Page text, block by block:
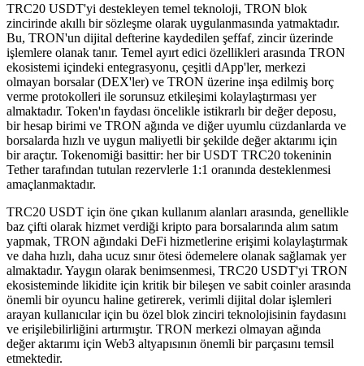
TRC20 USDT'yi destekleyen temel teknoloji, TRON blok
zincirinde akıllı bir sözleşme olarak uygulanmasında yatmaktadır.
Bu, TRON'un dijital defterine kaydedilen şeffaf, zincir üzerinde
işlemlere olanak tanır. Temel ayırt edici özellikleri arasında TRON
ekosistemi içindeki entegrasyonu, çeşitli dApp'ler, merkezi
olmayan borsalar (DEX'ler) ve TRON üzerine inşa edilmiş borç
verme protokolleri ile sorunsuz etkileşimi kolaylaştırması yer
almaktadır. Token'ın faydası öncelikle istikrarlı bir değer deposu,
bir hesap birimi ve TRON ağında ve diğer uyumlu cüzdanlarda ve
borsalarda hızlı ve uygun maliyetli bir şekilde değer aktarımı için
bir araçtır. Tokenomiği basittir: her bir USDT TRC20 tokeninin
Tether tarafından tutulan rezervlerle 1:1 oranında desteklenmesi
amaçlanmaktadır.
TRC20 USDT için öne çıkan kullanım alanları arasında, genellikle
baz çifti olarak hizmet verdiği kripto para borsalarında alım satım
yapmak, TRON ağındaki DeFi hizmetlerine erişimi kolaylaştırmak
ve daha hızlı, daha ucuz sınır ötesi ödemelere olanak sağlamak yer
almaktadır. Yaygın olarak benimsenmesi, TRC20 USDT'yi TRON
ekosisteminde likidite için kritik bir bileşen ve sabit coinler arasında
önemli bir oyuncu haline getirerek, verimli dijital dolar işlemleri
arayan kullanıcılar için bu özel blok zinciri teknolojisinin faydasını
ve erişilebilirliğini artırmıştır. TRON merkezi olmayan ağında
değer aktarımı için Web3 altyapısının önemli bir parçasını temsil
etmektedir.